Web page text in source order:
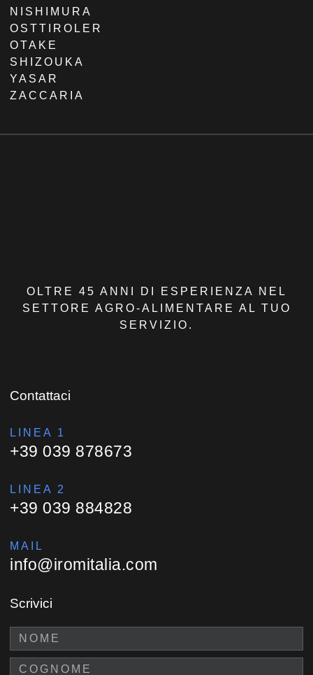
NISHIMURA
OSTTIROLER
OTAKE
SHIZOUKA
YASAR
ZACCARIA
OLTRE 45 ANNI DI ESPERIENZA NEL
SETTORE AGRO-ALIMENTARE AL TUO
SERVIZIO.
Contattaci
LINEA 1
+39 039 878673
LINEA 2
+39 039 884828
MAIL
info@iromitalia.com
Scrivici